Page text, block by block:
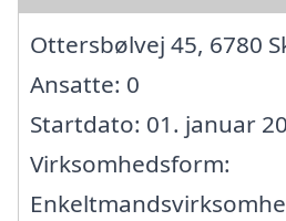
Ottersbølvej 45, 6780
Ansatte: 0
Startdato: 01. januar
Virksomhedsform: